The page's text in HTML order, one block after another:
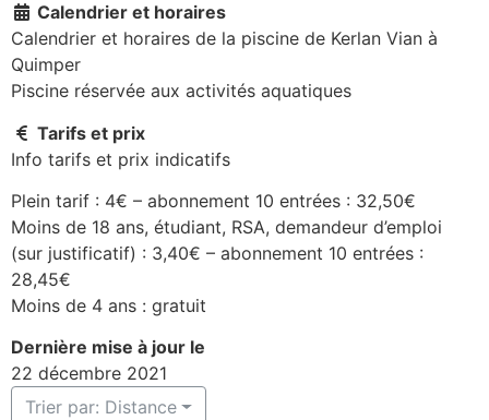
Calendrier et horaires
Calendrier et horaires de la piscine de Kerlan Vian à
Quimper
Piscine réservée aux activités aquatiques
Tarifs et prix
Info tarifs et prix indicatifs
Plein tarif : 4€ – abonnement 10 entrées : 32,50€
Moins de 18 ans, étudiant, RSA, demandeur d’emploi
(sur justificatif) : 3,40€ – abonnement 10 entrées :
28,45€
Moins de 4 ans : gratuit
Dernière mise à jour le
22 décembre 2021
Trier par: Distance